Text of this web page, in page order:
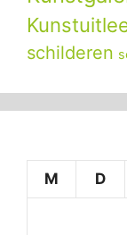
schilderen
M
D